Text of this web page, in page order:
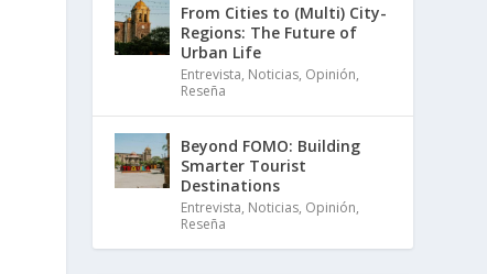
From Cities to (Multi) City-
Regions: The Future of
Urban Life
Entrevista, Noticias, Opinión,
Reseña
Beyond FOMO: Building
Smarter Tourist
Destinations
Entrevista, Noticias, Opinión,
Reseña